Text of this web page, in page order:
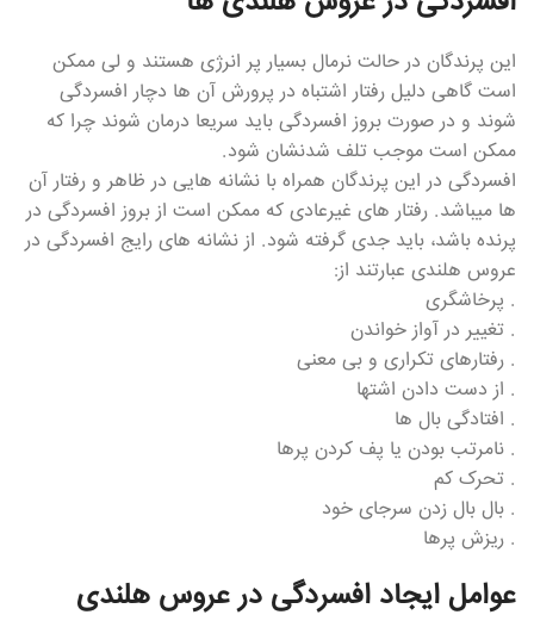
این پرندگان در حالت نرمال بسیار پر انرژی هستند و لی ممکن
است گاهی دلیل رفتار اشتباه در پرورش آن ها دچار افسردگی
شوند و در صورت بروز افسردگی باید سریعا درمان شوند چرا که
ممکن است موجب تلف شدنشان شود.
افسردگی در این پرندگان همراه با نشانه هایی در ظاهر و رفتار آن
ها میباشد. رفتار های غیرعادی که ممکن است از بروز افسردگی در
پرنده باشد، باید جدی گرفته شود. از نشانه های رایج افسردگی در
عروس هلندی عبارتند از:
. پرخاشگری
. تغییر در آواز خواندن
. رفتارهای تکراری و بی معنی
. از دست دادن اشتها
. افتادگی بال ها
. نامرتب بودن یا پف کردن پرها
. تحرک کم
. بال بال زدن سرجای خود
. ریزش پرها
عوامل ایجاد افسردگی در عروس هلندی